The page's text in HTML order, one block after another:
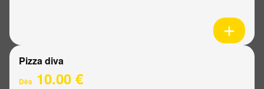
Pizza diva
Dès 10.00 €